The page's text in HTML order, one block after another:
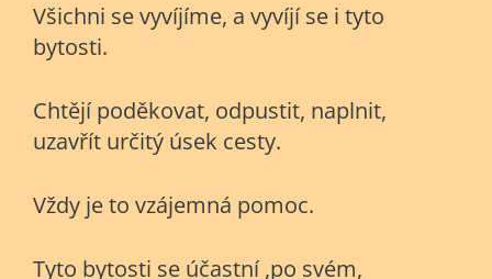
Všichni se vyvíjíme, a vyvíjí se i tyto
bytosti.
Chtějí poděkovat, odpustit, naplnit,
uzavřít určitý úsek cesty.
Vždy je to vzájemná pomoc.
Tyto bytosti se účastní ,po svém,